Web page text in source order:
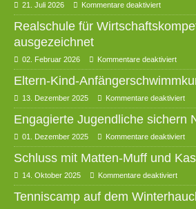
21. Juli 2026 Kommentare deaktiviert
Realschule für
ausgezeichnet
02. Februar 2026 Kommentare deaktiviert
Eltern-Kind-
13. Dezember 2025 Kommentare deaktiviert
Engagierte Jugendliche sichern
01. Dezember 2025 Kommentare deaktiviert
Schluss mit Matten-Muff und
14. Oktober 2025 Kommentare deaktiviert
Tenniscamp auf dem